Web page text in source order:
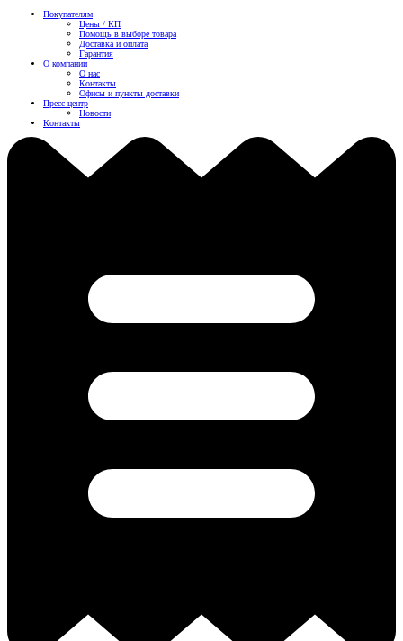
Покупателям
Цены / КП
Помощь в выборе товара
Доставка и оплата
Гарантия
О компании
О нас
Контакты
Офисы и пункты доставки
Пресс-центр
Новости
Контакты